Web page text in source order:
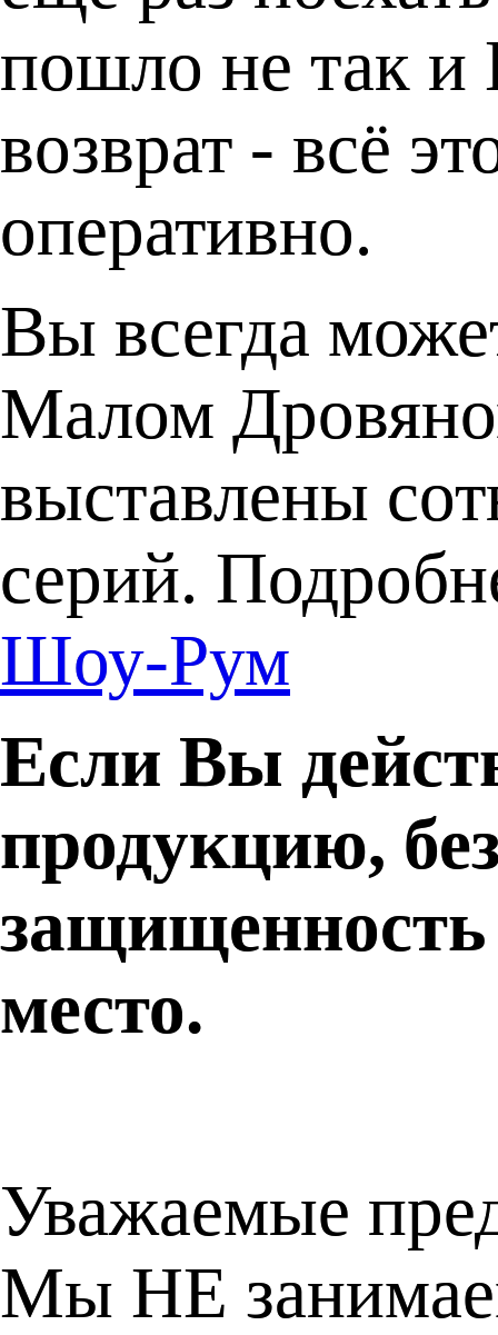
пошло не так и
возврат - всё
оперативно.
Вы всегда
Малом
выставлены
серий.
Шоу-Рум
Если Вы
продукцию,
место.
Уважаемые
Мы НЕ